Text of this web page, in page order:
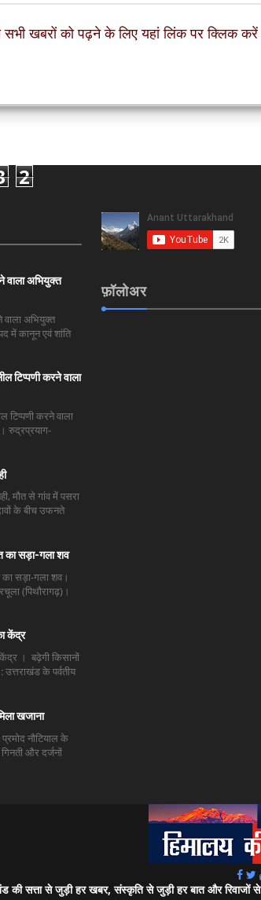
सभी खबरों को पढ़ने के लिए यहां लिंक पर क्लिक करें
2
वाला अभियुक्त
अभियुक्त
में कानून एवं शांति
टिप्पणी करने वाला
टिप्पणी करने वाला
रुद्रप्रयाग-
मौत से गांव में पसरा
के बीच उफनते
का सड़ा-गला शव
का सड़ा-गला शव।
(पिथौरागढ़)।
केंद्र
। बढ़ेगी किसानों
के पर्वतीय
खजाना
प्रमोद नौटियाल के
और दर्जनों
फ़ॉलोअर
की सत्ता से जुड़ी हर खबर, संस्कृति से जुड़ी हर बात और